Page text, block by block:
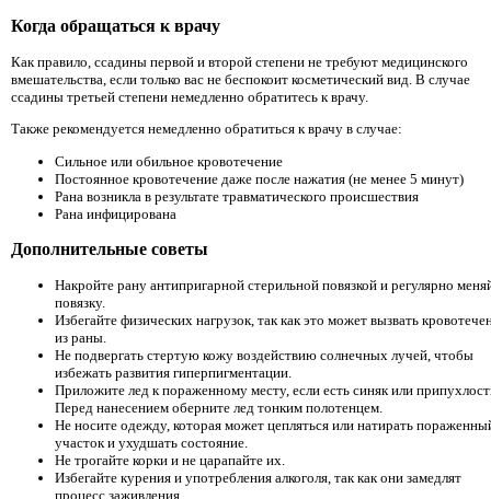
Когда обращаться к врачу
Как правило, ссадины первой и второй степени не требуют медицинского
вмешательства, если только вас не беспокоит косметический вид. В случае
ссадины третьей степени немедленно обратитесь к врачу.
Также рекомендуется немедленно обратиться к врачу в случае:
Сильное или обильное кровотечение
Постоянное кровотечение даже после нажатия (не менее 5 минут)
Рана возникла в результате травматического происшествия
Рана инфицирована
Дополнительные советы
Накройте рану антипригарной стерильной повязкой и регулярно
повязку.
Избегайте физических нагрузок, так как это может вызвать
из раны.
Не подвергать стертую кожу воздействию солнечных лучей, чтобы
избежать развития гиперпигментации.
Приложите лед к пораженному месту, если есть синяк или
Перед нанесением оберните лед тонким полотенцем.
Не носите одежду, которая может цепляться или натирать
участок и ухудшать состояние.
Не трогайте корки и не царапайте их.
Избегайте курения и употребления алкоголя, так как они замедлят
процесс заживления.